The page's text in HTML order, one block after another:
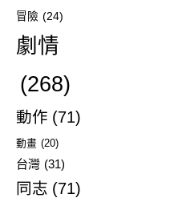
冒險 (24)
劇情
(268)
動作 (71)
動畫 (20)
台灣 (31)
同志 (71)